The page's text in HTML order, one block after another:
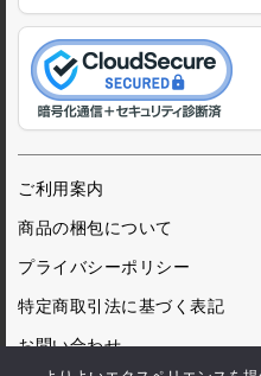
ご利用案内
商品の梱包について
プライバシーポリシー
特定商取引法に基づく表記
お問い合わせ